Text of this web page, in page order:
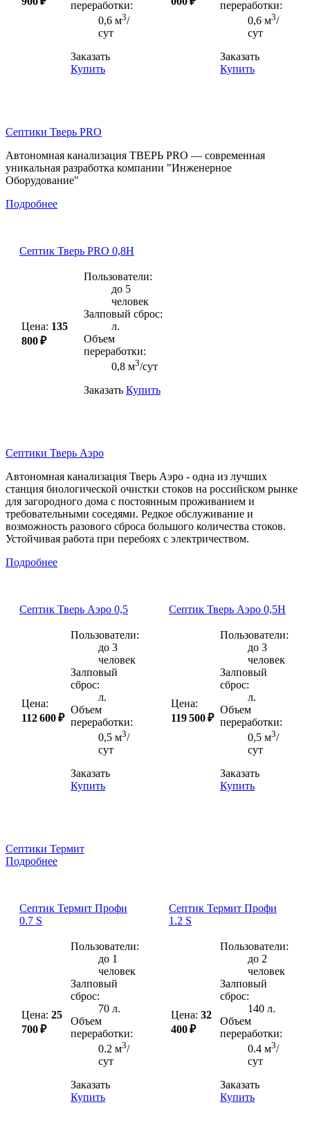
переработки:
0,6 м3/
сут
Заказать
Купить
переработки:
0,6 м3/
сут
Заказать
Купить
Септики Тверь PRO
Автономная канализация ТВЕРЬ PRO — современная
уникальная разработка компании "Инженерное
Оборудование"
Подробнее
Септик Тверь PRO 0,8Н
Цена: 135
800 ₽
Пользователи:
до 5
человек
Залповый сброс:
л.
Объем
переработки:
0,8 м3/сут
Заказать Купить
Септики Тверь Аэро
Автономная канализация Тверь Аэро - одна из лучших
станция биологической очистки стоков на российском рынке
для загородного дома с постоянным проживанием и
требовательными соседями. Редкое обслуживание и
возможность разового сброса большого количества стоков.
Устойчивая работа при перебоях с электричеством.
Подробнее
Септик Тверь Аэро 0,5
Цена:
112 600 ₽
Пользователи:
до 3
человек
Залповый
сброс:
л.
Объем
переработки:
0,5 м3/
сут
Заказать
Купить
Септик Тверь Аэро 0,5Н
Цена:
119 500 ₽
Пользователи:
до 3
человек
Залповый
сброс:
л.
Объем
переработки:
0,5 м3/
сут
Заказать
Купить
Септики Термит
Подробнее
Септик Термит Профи
0.7 S
Цена: 25
700 ₽
Пользователи:
до 1
человек
Залповый
сброс:
70 л.
Объем
переработки:
0.2 м3/
сут
Заказать
Купить
Септик Термит Профи
1.2 S
Цена: 32
400 ₽
Пользователи:
до 2
человек
Залповый
сброс:
140 л.
Объем
переработки:
0.4 м3/
сут
Заказать
Купить